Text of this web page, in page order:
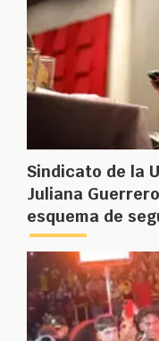
Sindicato de la
Juliana
esquema de